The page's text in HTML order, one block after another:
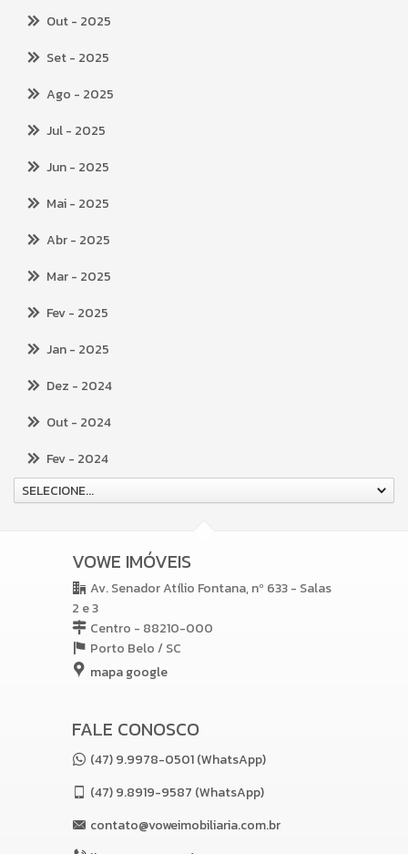
Out- 2025
Set- 2025
Ago - 2025
Jul- 2025
Jun- 2025
Mai- 2025
Abr- 2025
Mar- 2025
Fev- 2025
Jan- 2025
Dez - 2024
Out- 2024
Fev- 2024
SELECIONE...
VOWE IMÓVEIS
Av. Senador Atílio Fontana, nº 633 - Salas
2 e 3
Centro - 88210-000
Porto Belo /SC
mapa google
FALE CONOSCO
(47) 9.9978-0501 (WhatsApp)
(47)9.8919-9587 (WhatsApp)
contato@voweimobiliaria.com.br